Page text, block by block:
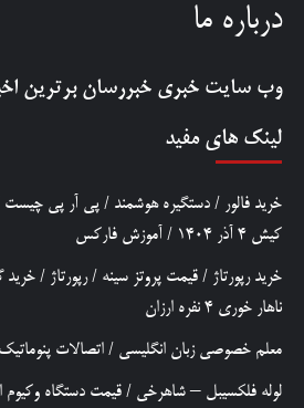
درباره ما
وب سایت خبری خبررسان برترین
لینک های مفید
خرید فالور / دستگیره هوشمند / پی آر پی چیست
کیش 4 آذر 1404
/ آموزش فارکس
خرید رپورتاژ / قیمت پروتز سینه /رپورتاژ / خرید
ناهار خوری 4 نفره ارزان
معلم خصوصی زبان انگلیسی / اتصالات پنوماتیک
لوله فلکسیبل – شاهرخی / قیمت دستگاه وکیوم